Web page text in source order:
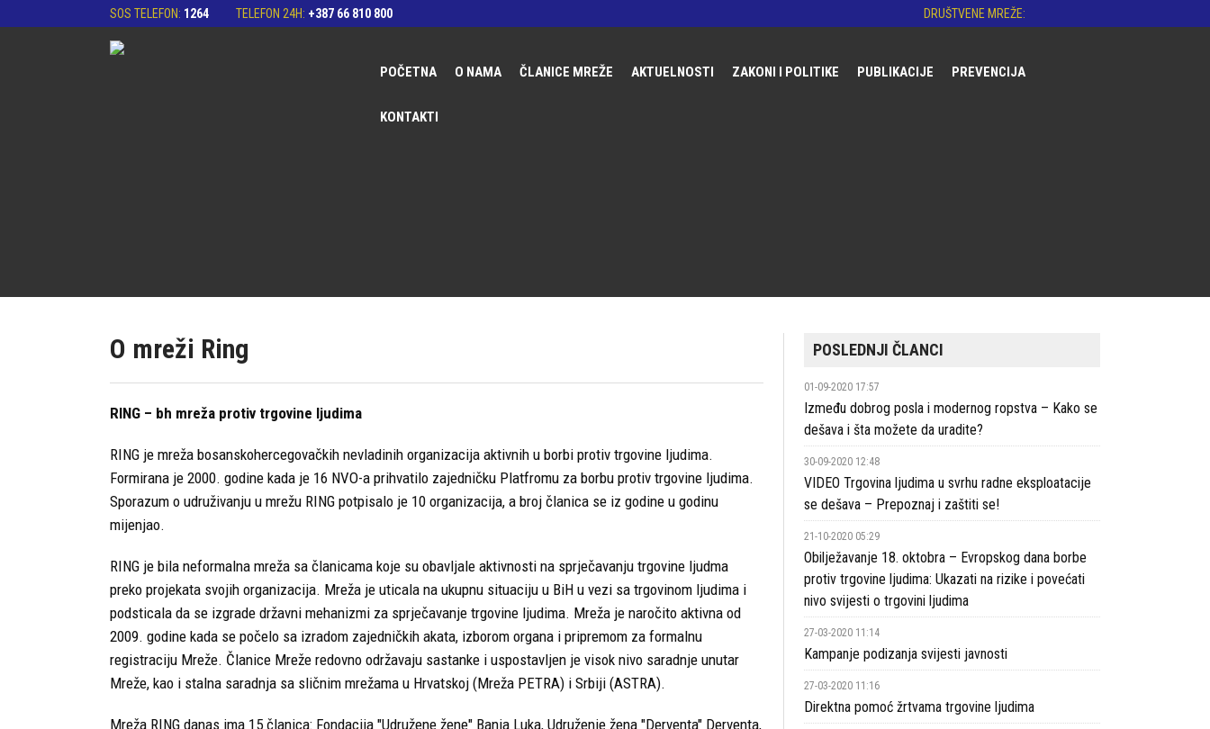
SOS TELEFON: 1264 TELEFON 24H: +387 66 810 800 DRUŠTVENE MREŽE:
POČETNA О NAMA ČLANICE MREŽE
UDRUŽENJE AKTIVNIH ŽENA GENDER
UDRUŽENJE HO HORIZONTI
FONDACIJA LARA
AKTUELNOSTI ZAKONI I POLITIKE PUBLIKACIJE PREVENCIJA
KONTAKTI
O mreži Ring
RING – bh mreža protiv trgovine ljudima
RING je mreža bosanskohercegovačkih nevladinih organizacija aktivnih u borbi protiv trgovine ljudima.
Formirana je 2000. godine kada je 16 NVO-a prihvatilo zajedničku Platfromu za borbu protiv trgovine ljudima.
Sporazum o udruživanju u mrežu RING potpisalo je 10 organizacija, a broj članica se iz godine u godinu
mijenjao.
RING je bila neformalna mreža sa članicama koje su obavljale aktivnosti na sprječavanju trgovine ljudma
preko projekata svojih organizacija. Mreža je uticala na ukupnu situaciju u BiH u vezi sa trgovinom ljudima i
podsticala da se izgrade državni mehanizmi za sprječavanje trgovine ljudima. Mreža je naročito aktivna od
2009. godine kada se počelo sa izradom zajedničkih akata, izborom organa i pripremom za formalnu
registraciju Mreže. Članice Mreže redovno održavaju sastanke i uspostavljen je visok nivo saradnje unutar
Mreže, kao i stalna saradnja sa sličnim mrežama u Hrvatskoj (Mreža PETRA) i Srbiji (ASTRA).
Mreža RING danas ima 15 članica: Fondacija "Udružene žene" Banja Luka, Udruženje žena "Derventa" Derventa,
POSLEDNJI ČLANCI
01-09-2020 17:57
Između dobrog posla i modernog ropstva – Kako se
dešava i šta možete da uradite?
30-09-2020 12:48
VIDEO Trgovina ljudima u svrhu radne eksploatacije
se dešava – Prepoznaj i zaštiti se!
21-10-2020 05:29
Obilježavanje 18. oktobra – Evropskog dana borbe
protiv trgovine ljudima: Ukazati na rizike i povećati
nivo svijesti o trgovini ljudima
27-03-2020 11:14
Kampanje podizanja svijesti javnosti
27-03-2020 11:16
Direktna pomoć žrtvama trgovine ljudima